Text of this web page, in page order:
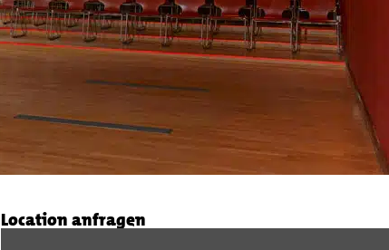
Location anfragen